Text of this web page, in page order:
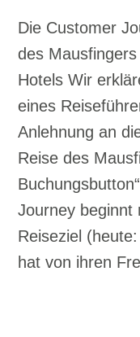
Die Customer
des
Hotels Wir
eines
Anlehnung an
Reise des
Journey beginnt
Reiseziel
hat von ihren